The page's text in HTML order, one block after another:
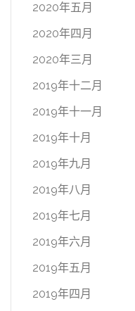
2020年五月
2020年四月
2020年三月
2019年十二月
2019年十一月
2019年十月
2019年九月
2019年八月
2019年七月
2019年六月
2019年五月
2019年四月